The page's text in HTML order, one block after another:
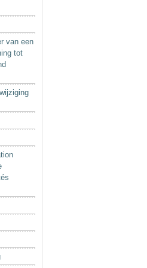
van een
tot